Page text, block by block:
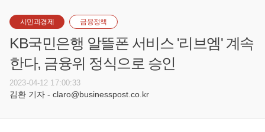
시민과경제 금융정책
KB국민은행 알뜰폰 서비스 '리브엠' 계속
한다, 금융위 정식으로 승인
2023-04-12 17:00:33
김환 기자 - claro@businesspost.co.kr